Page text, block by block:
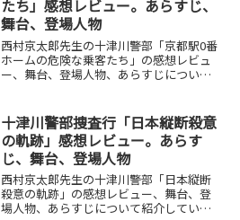
たち」感想レビュー。あらすじ、
舞台、登場人物
西村京太郎先生の十津川警部「京都駅0番
ホームの危険な乗客たち」の感想レビュ
ー、舞台、登場人物、あらすじについて
十津川警部捜査行「日本縦断殺意
の軌跡」感想レビュー。あらす
じ、舞台、登場人物
西村京太郎先生の十津川警部「日本縦断
殺意の軌跡」の感想レビュー、舞台、登
場人物、あらすじについて紹介していま